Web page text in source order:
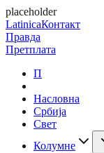
placeholder
LatinicaКонтакт
Правда
Претплата
П
Насловна
Србија
Свет
Колумне